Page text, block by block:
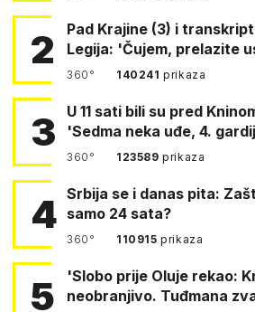
2
Pad Krajine (3) i
Legija: 'Čujem, prelazite
360° 140241prikaza
3
U 11 sati bili su pred Kninom. Gotovina:
'Sedma neka uđe, 4.
360° 123589prikaza
4 Srbija se i danas pita:
samo 24 sata?
360° 110915prikaza
5
'Slobo prije Oluje rekao:
neobranjivo. Tuđmana